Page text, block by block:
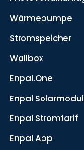
Wärmepumpe
Stromspeicher
Wallbox
Enpal.One
Enpal Solarmodul
Enpal Stromtarif
Enpal App